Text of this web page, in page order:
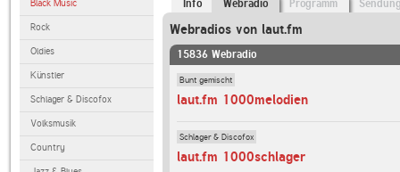
Black Music
Rock
Oldies
Künstler
Schlager & Discofox
Volksmusik
Country
Info Webradio Programm
Webradios von laut.fm
15836 Webradio
Bunt gemischt
laut.fm 1000melodien
Schlager & Discofox
laut.fm 1000schlager